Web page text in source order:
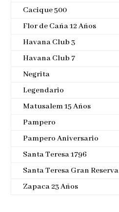
Cacique 500
Flor de Caña 12 Años
Havana Club 3
Havana Club 7
Negrita
Legendario
Matusalem 15 Años
Pampero
Pampero Aniversario
Santa Teresa 1796
Santa Teresa Gran Reserva
Zapaca 23 Años